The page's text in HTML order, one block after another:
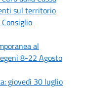
sul territorio
al
8-22 Agosto
giovedì 30 luglio